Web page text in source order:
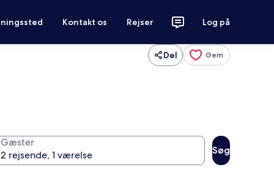
Kontakt os Rejser Log på
Del Gem
Gæster
Søg